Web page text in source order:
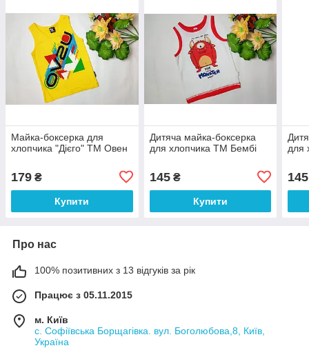
Майка-боксерка для
хлопчика "Дієго" ТМ Овен
179 ₴
Купити
Дитяча майка-боксерка
для хлопчика ТМ Бембі
145₴
Купити
для
145
Про нас
100% позитивних з 13 відгуків за рік
Працює з 05.11.2015
м. Київ
с. Софіївська Борщагівка. вул. Боголюбова,8, Київ,
Україна